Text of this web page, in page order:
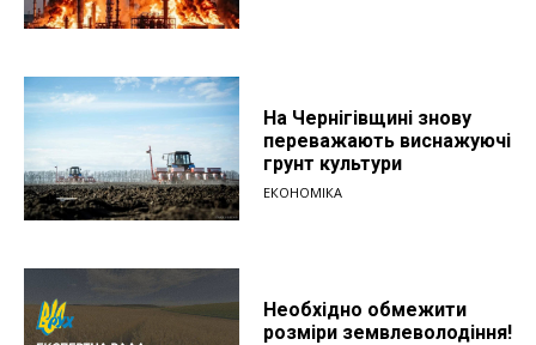
На Чернігівщині знову
переважають виснажуючі
грунт культури
ЕКОНОМІКА
Необхідно обмежити
розміри земвлеволодіння!